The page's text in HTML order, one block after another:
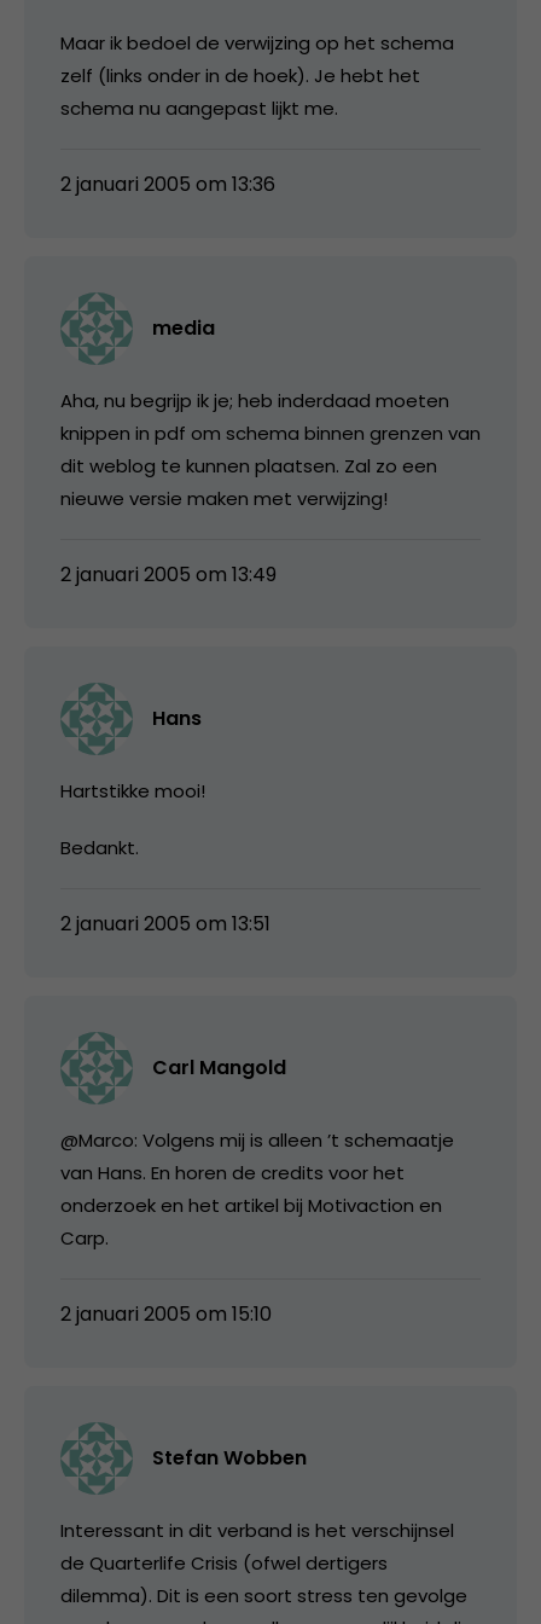
Maar ik bedoel de verwijzing op het schema
zelf (links onder in de hoek). Je hebt het
schema nu aangepast lijkt me.
2 januari 2005 om 13:36
media
Aha, nu begrijp ik je; heb inderdaad moeten
knippen in pdf om schema binnen grenzen van
dit weblog te kunnen plaatsen. Zal zo een
nieuwe versie maken met verwijzing!
2 januari 2005 om 13:49
Hans
Hartstikke mooi!
Bedankt.
2 januari 2005 om 13:51
Carl Mangold
@Marco: Volgens mij is alleen ’t schemaatje
van Hans. En horen de credits voor het
onderzoek en het artikel bij Motivaction en
Carp.
2 januari 2005 om 15:10
Stefan Wobben
Interessant in dit verband is het verschijnsel
de Quarterlife Crisis (ofwel dertigers
dilemma). Dit is een soort stress ten gevolge